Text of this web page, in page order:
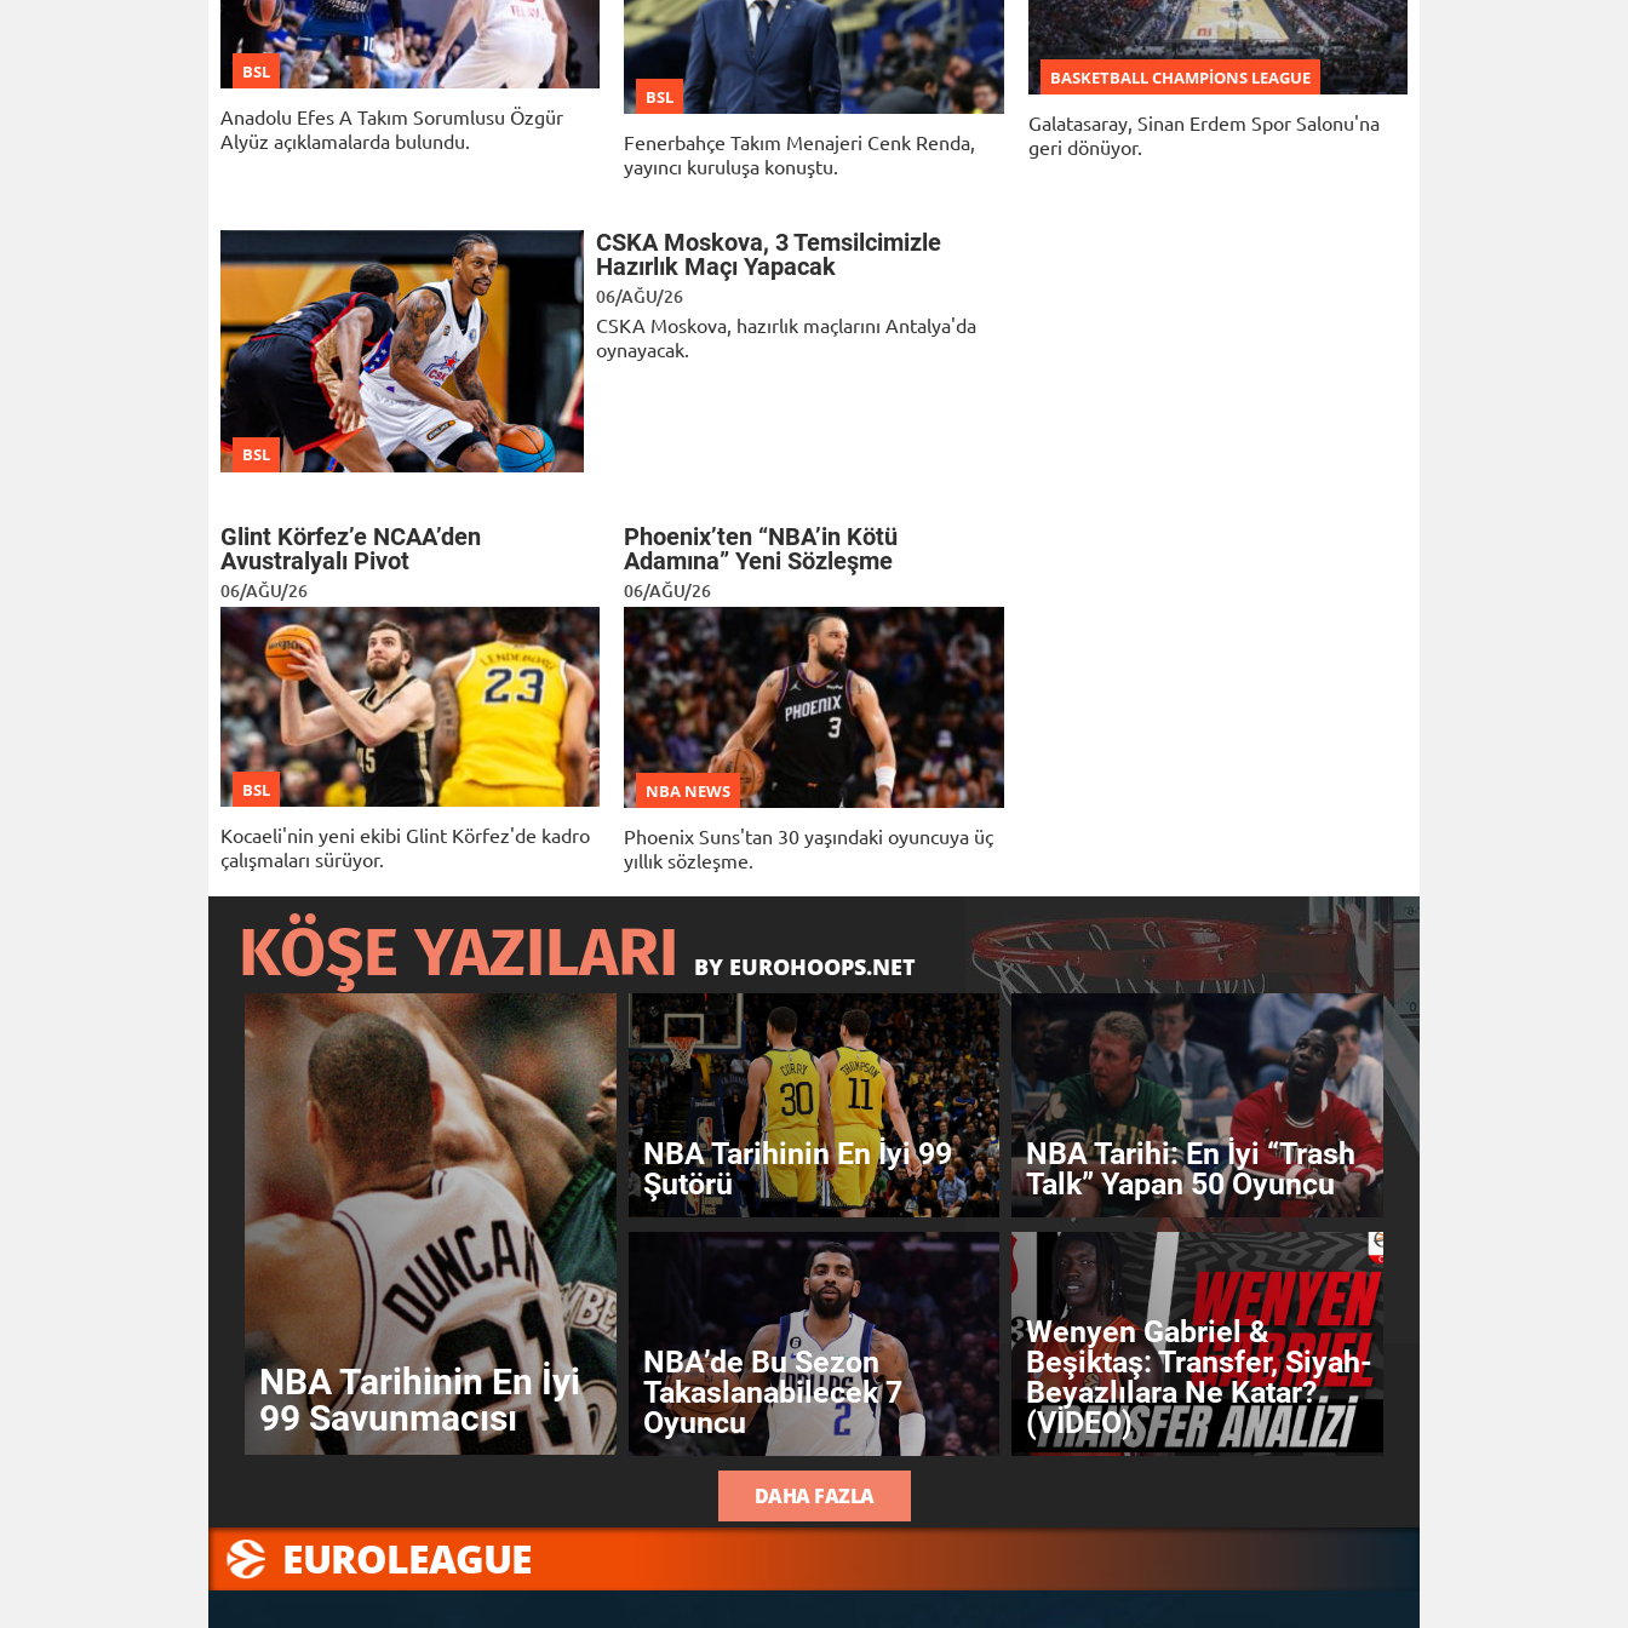
NBA NEWS - 07:33
Denver Nuggets, EuroLeague Yıldızını
Transfer Etti
NBA NEWS - 18:45
İstanbul’da Yıldızlar Geçidi: NBA ve
FIBA’nın Basketbol Kampı Geliyor!
İDDİA: Maccabi Tel Aviv’e NBA’den Guard
Transferi
EUROLEAGUE- 17:55
ASVEL’in Hayalleri Başlamadan Bitti: 1
Haftada 3 Ayrılık!
BSL
Anadolu Efes A Takım Sorumlusu Özgür
Alyüz açıklamalarda bulundu.
BSL
Fenerbahçe Takım Menajeri Cenk Renda,
yayıncı kuruluşa konuştu.
BASKETBALL CHAMPIONS LEAGUE
Galatasaray, Sinan Erdem Spor Salonu'na
geri dönüyor.
BSL
CSKA Moskova, 3 Temsilcimizle
Hazırlık Maçı Yapacak
06/AĞU/26
CSKA Moskova, hazırlık maçlarını Antalya'da
oynayacak.
Glint Körfez’e NCAA’den
Avustralyalı Pivot
06/AĞU/26
BSL
Kocaeli'nin yeni ekibi Glint Körfez'de kadro
çalışmaları sürüyor.
Phoenix’ten “NBA’in Kötü
Adamına” Yeni Sözleşme
06/AĞU/26
NBA NEWS
Phoenix Suns'tan 30 yaşındaki oyuncuya üç
yıllık sözleşme.
KÖŞE YAZILARI BY EUROHOOPS.NET
NBA Tarihinin En İyi
99 Savunmacısı
NBA Tarihinin En İyi 99
Şutörü
NBA Tarihi: En İyi “Trash
Talk” Yapan 50 Oyuncu
NBA’de Bu Sezon
Takaslanabilecek 7
Oyuncu
Wenyen Gabriel &
Beşiktaş: Transfer, Siyah-
Beyazlılara Ne Katar?
(VİDEO)
DAHA FAZLA
EUROLEAGUE